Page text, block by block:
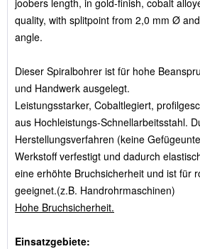
joobers length, in gold-finish, cobalt
quality, with splitpoint from 2,0 mm Ø
angle.
Dieser Spiralbohrer ist für hohe
und Handwerk ausgelegt.
Leistungsstarker, Cobaltlegiert,
aus Hochleistungs-Schnellarbeitsstahl.
Herstellungsverfahren (keine
Werkstoff verfestigt und dadurch
eine erhöhte Bruchsicherheit und ist für
geeignet.(z.B. Handrohrmaschinen)
Hohe Bruchsicherheit.
Einsatzgebiete: